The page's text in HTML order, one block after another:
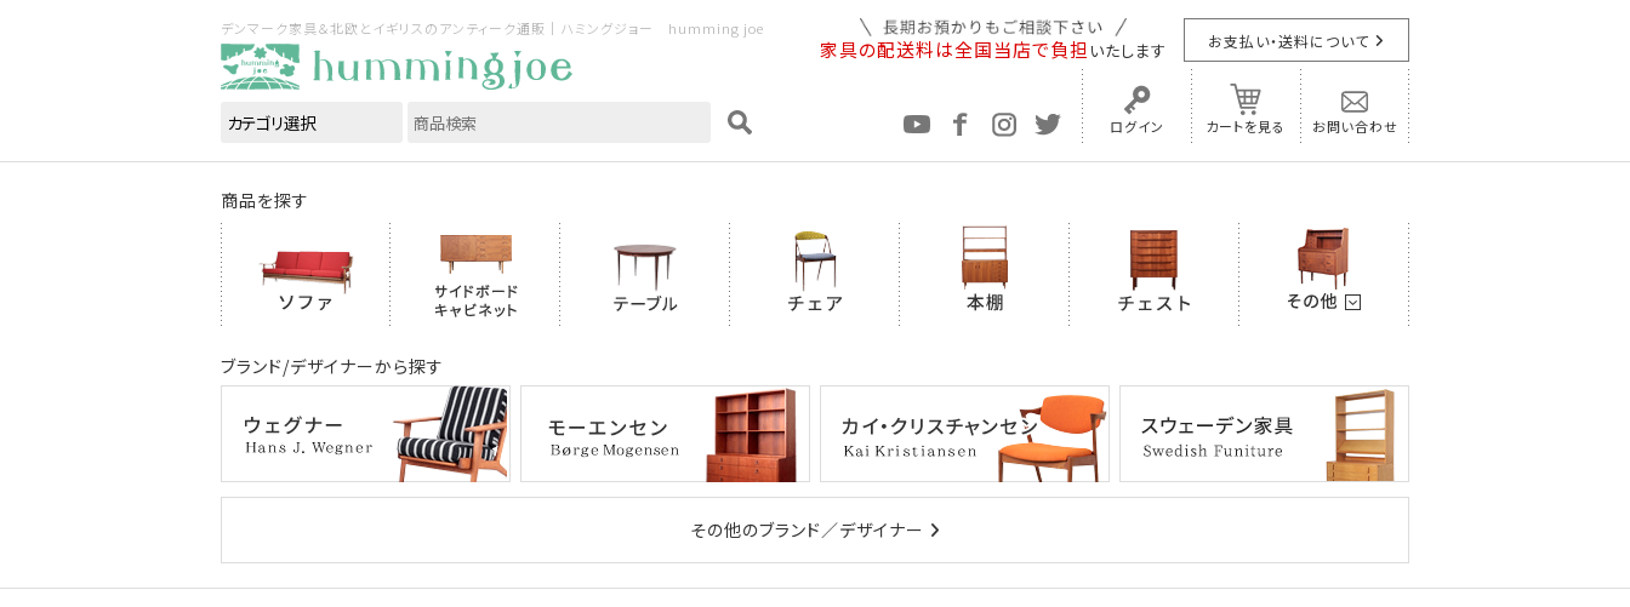
デンマーク家具＆北欧とイギリスのアンティーク通販｜ハミングジョー humming joe
家具の配送料は全国当店で負担 いたします お支払い・送料について
ログイン カートを見る お問い合わせ
商品を探す
ブランド/デザイナーから探す
その他のブランド／デザイナー